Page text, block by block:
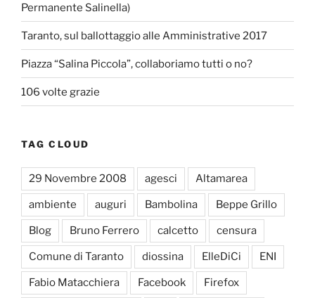
Permanente Salinella)
Taranto, sul ballottaggio alle Amministrative 2017
Piazza “Salina Piccola”, collaboriamo tutti o no?
106 volte grazie
TAG CLOUD
29 Novembre 2008 agesci Altamarea
ambiente auguri Bambolina Beppe Grillo
Blog Bruno Ferrero calcetto censura
Comune di Taranto diossina ElleDiCi ENI
Fabio Matacchiera Facebook Firefox